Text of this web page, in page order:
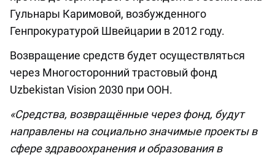
Гульнары Каримовой, возбужденного
Генпрокуратурой Швейцарии в 2012 году.
Возвращение средств будет осуществляться
через Многосторонний трастовый фонд
Uzbekistan Vision 2030 при ООН.
«Средства, возвращённые через фонд, будут
направлены на социально значимые проекты в
сфере здравоохранения и образования в